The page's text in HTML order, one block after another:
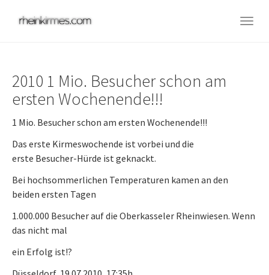
2010 1 Mio. Besucher schon am
ersten Wochenende!!!
1 Mio. Besucher schon am ersten Wochenende!!!
Das erste Kirmeswochende ist vorbei und die
erste Besucher-Hürde ist geknackt.
Bei hochsommerlichen Temperaturen kamen an den
beiden ersten Tagen
1.000.000 Besucher auf die Oberkasseler Rheinwiesen. Wenn
das nicht mal
ein Erfolg ist!?